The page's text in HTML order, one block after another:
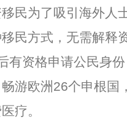
民为了吸引海外人
民方式，无需解释
有资格申请公民身
游欧洲26个申根国
疗。